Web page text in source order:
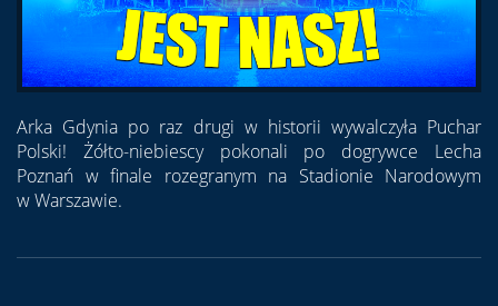
Arka Gdynia po raz drugi w historii wywalczyła Puchar
Polski! Żółto-niebiescy pokonali po dogrywce Lecha
Poznań w finale rozegranym na Stadionie Narodowym
w Warszawie.